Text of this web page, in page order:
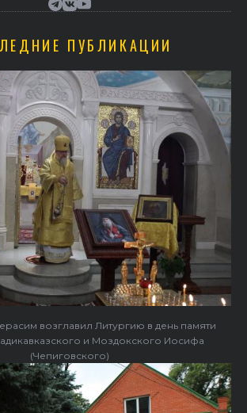
ПУБЛИКАЦИИ
возглавил Литургию в день памяти
и Моздокского Иосифа
(Чепиговского)